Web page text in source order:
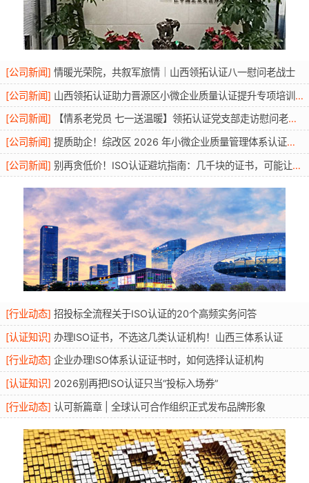
[公司新闻] 情暖光荣院，共叙军旅情｜山西领拓认证八一慰问老战士
[公司新闻] 山西领拓认证助力晋源区小微企业质量认证提升专项培训圆满开展
[公司新闻]
【情系老党员 七一送温暖】领拓认证党支部走访慰问老党员活动
[公司新闻] 提质助企！综改区 2026 年小微企业质量管理体系认证提升行动圆满举办
[公司新闻] 别再贪低价！ISO认证避坑指南：几千块的证书，可能让你投标直接废标
[行业动态] 招投标全流程关于ISO认证的20个高频实务问答
[认证知识] 办理ISO证书，不选这几类认证机构！山西三体系认证
[行业动态] 企业办理ISO体系认证证书时，如何选择认证机构
[认证知识] 2026别再把ISO认证只当“投标入场券”
[行业动态] 认可新篇章 | 全球认可合作组织正式发布品牌形象